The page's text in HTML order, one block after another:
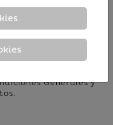
O EN LOS
el derecho a
momento, sin
Generales y